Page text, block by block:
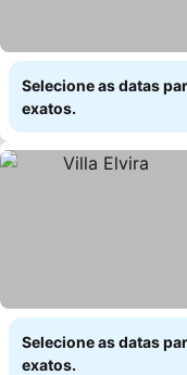
Selecione as datas
exatos.
Selecione as datas
exatos.